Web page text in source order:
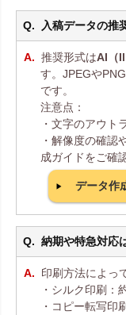
入稿データの推
推奨形式はAI（
す。JPEGや
です。
注意点：
・文字のアウト
・解像度の確認
成ガイドをご確
データ作
納期や特急対応
印刷方法によっ
・シルク印刷：
・コピー転写印